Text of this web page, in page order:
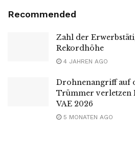
Recommended
Zahl der
Rekordhöhe
4 JAHREN AGO
Drohnenangriff auf
Trümmer verletzen
VAE 2026
5 MONATEN AGO